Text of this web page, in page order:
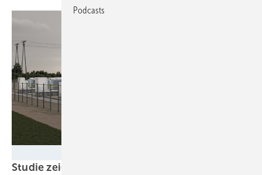
Studie zeigt: Batteriespeicher senken Kosten
Podcasts